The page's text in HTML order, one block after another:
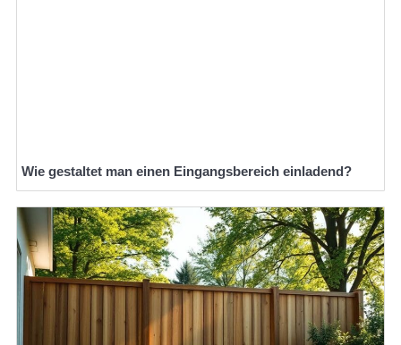
Wie gestaltet man einen Eingangsbereich einladend?